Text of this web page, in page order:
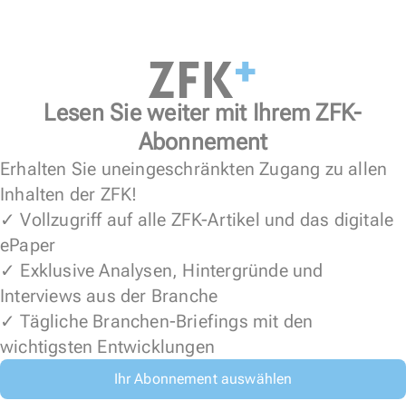
Lesen Sie weiter mit Ihrem ZFK-
Abonnement
Erhalten Sie uneingeschränkten Zugang zu allen
Inhalten der ZFK!
✓ Vollzugriff auf alle ZFK-Artikel und das digitale
ePaper
✓ Exklusive Analysen, Hintergründe und
Interviews aus der Branche
✓ Tägliche Branchen-Briefings mit den
wichtigsten Entwicklungen
Ihr Abonnement auswählen